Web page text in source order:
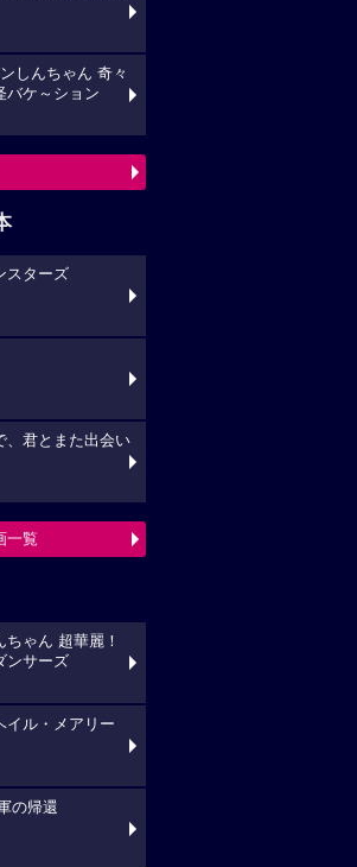
しんちゃん 奇々
バケ～ション
スターズ
、君とまた出会い
一覧
ゃん 超華麗！
ンサーズ
イル・メアリー
の帰還